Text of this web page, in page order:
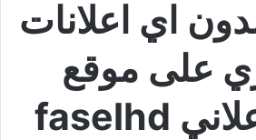
اي اعلانات
على موقع
فاصل اعلاني faselhd